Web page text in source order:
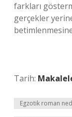
farkları
gerçekler
Tarih:
Egzotik roman